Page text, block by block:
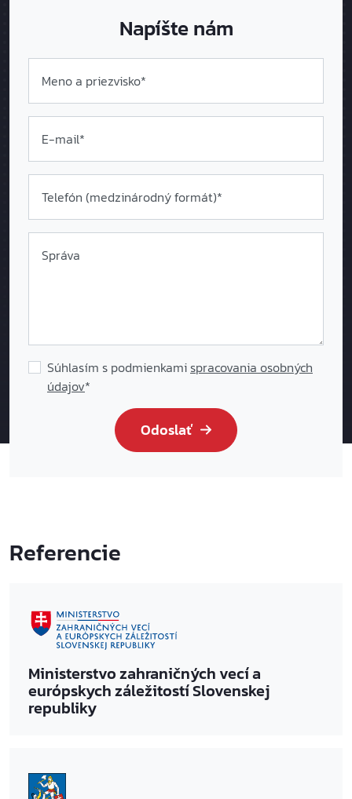
Napíšte nám
Meno a priezvisko*
E-mail*
Telefón (medzinárodný formát)*
Správa
Súhlasím s podmienkamispracovania osobných
údajov*
Odoslať
Referencie
Ministerstvo zahraničných vecí a
európskych záležitostí Slovenskej
republiky